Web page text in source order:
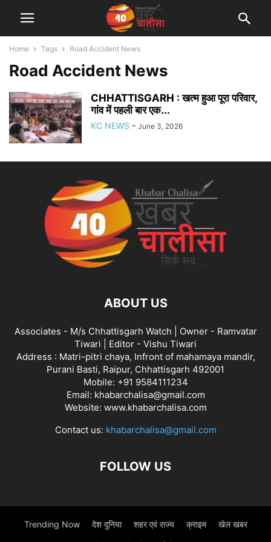
Home Tags Road Accident News
Road Accident News
CHHATTISGARH : खत्म हुआ पूरा परिवार,
गांव में पहली बार एक...
KC NEWS - June 3, 2026
ABOUT US
Associates - M/s Chhattisgarh Watch | Owner - Ramvatar
Tiwari | Editor - Vishu Tiwari
Address : Matri-pitri chaya, Infront of mahamaya mandir,
Purani Basti, Raipur, Chhattisgarh 492001
Mobile: +91 9584111234
Email: khabarchalisa@gmail.com
Website: www.khabarchalisa.com
Contact us: khabarchalisa@gmail.com
FOLLOW US
Trending Now देश दुनिया शहर एवं राज्य क्राइम खेल खबर